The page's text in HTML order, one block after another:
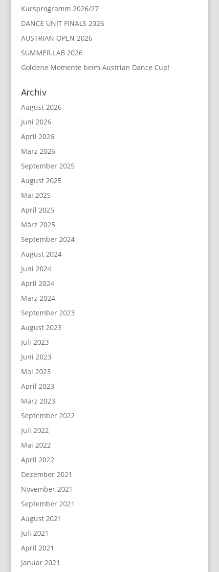
Kursprogramm 2026/27
DANCE UNIT FINALS 2026
AUSTRIAN OPEN 2026
SUMMER.LAB 2026
Goldene Momente beim Austrian Dance Cup!
Archiv
August 2026
Juni 2026
April 2026
März 2026
September 2025
August 2025
Mai 2025
April 2025
März 2025
September 2024
August 2024
Juni 2024
April 2024
März 2024
September 2023
August 2023
Juli 2023
Juni 2023
Mai 2023
April 2023
März 2023
September 2022
Juli 2022
Mai 2022
April 2022
Dezember 2021
November 2021
September 2021
August 2021
Juli 2021
April 2021
Januar 2021